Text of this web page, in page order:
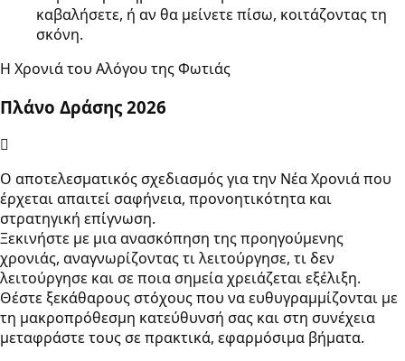
καβαλήσετε, ή αν θα μείνετε πίσω, κοιτάζοντας τη
σκόνη.
Η Χρονιά του Αλόγου της Φωτιάς
Πλάνο Δράσης 2026
Ο αποτελεσματικός σχεδιασμός για την Νέα Χρονιά που
έρχεται απαιτεί σαφήνεια, προνοητικότητα και
στρατηγική επίγνωση.
Ξεκινήστε με μια ανασκόπηση της προηγούμενης
χρονιάς, αναγνωρίζοντας τι λειτούργησε, τι δεν
λειτούργησε και σε ποια σημεία χρειάζεται εξέλιξη.
Θέστε ξεκάθαρους στόχους που να ευθυγραμμίζονται με
τη μακροπρόθεσμη κατεύθυνσή σας και στη συνέχεια
μεταφράστε τους σε πρακτικά, εφαρμόσιμα βήματα.